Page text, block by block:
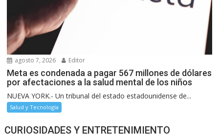
agosto 7, 2026 Editor
Meta es condenada a pagar 567 millones de dólares
por afectaciones a la salud mental de los niños
NUEVA YORK.- Un tribunal del estado estadounidense de...
Salud y Tecnología
CURIOSIDADES Y ENTRETENIMIENTO